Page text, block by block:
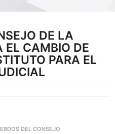
DE LA
EL CAMBIO DE
PARA EL
DEL CONSEJO